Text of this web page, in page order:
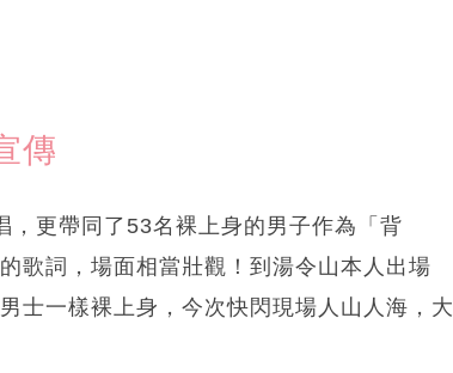
傳
更帶同了53名裸上身的男子作為「背
歌詞，場面相當壯觀！到湯令山本人出場
士一樣裸上身，今次快閃現場人山人海，大